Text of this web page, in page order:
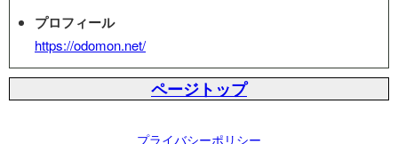
プロフィール
https://odomon.net/
ページトップ
プライバシーポリシー